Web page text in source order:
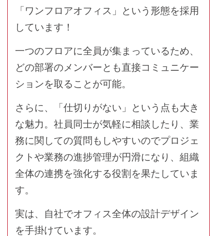
「ワンフロアオフィス」という形態を採用
しています！
一つのフロアに全員が集まっているため、
どの部署のメンバーとも直接コミュニケー
ションを取ることが可能。
さらに、「仕切りがない」という点も大き
な魅力。社員同士が気軽に相談したり、業
務に関しての質問もしやすいのでプロジェ
クトや業務の進捗管理が円滑になり、組織
全体の連携を強化する役割を果たしていま
す。
実は、自社でオフィス全体の設計デザイン
を手掛けています。